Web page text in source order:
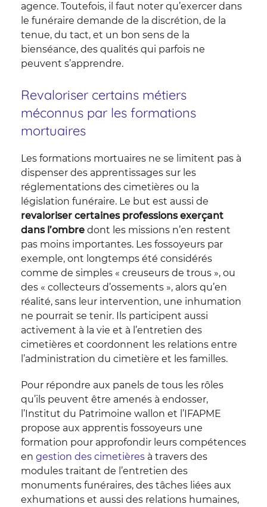
agence. Toutefois, il faut noter qu’exercer dans
le funéraire demande de la discrétion, de la
tenue, du tact, et un bon sens de la
bienséance, des qualités qui parfois ne
peuvent s’apprendre.
Revaloriser certains métiers
méconnus par les formations
mortuaires
Les formations mortuaires ne se limitent pas à
dispenser des apprentissages sur les
réglementations des cimetières ou la
législation funéraire. Le but est aussi de
revaloriser certaines professions exerçant
dans l’ombre dont les missions n’en restent
pas moins importantes. Les fossoyeurs par
exemple, ont longtemps été considérés
comme de simples « creuseurs de trous », ou
des « collecteurs d’ossements », alors qu’en
réalité, sans leur intervention, une inhumation
ne pourrait se tenir. Ils participent aussi
activement à la vie et à l’entretien des
cimetières et coordonnent les relations entre
l’administration du cimetière et les familles.
Pour répondre aux panels de tous les rôles
qu’ils peuvent être amenés à endosser,
l’Institut du Patrimoine wallon et l’IFAPME
propose aux apprentis fossoyeurs une
formation pour approfondir leurs compétences
en gestion des cimetières à travers des
modules traitant de l’entretien des
monuments funéraires, des tâches liées aux
exhumations et aussi des relations humaines,